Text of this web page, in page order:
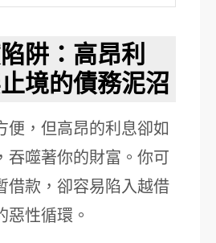
阱：高昂利
境的債務泥沼
便，但高昂的利息卻如
吞噬著你的財富。你可
借款，卻容易陷入越借
惡性循環。